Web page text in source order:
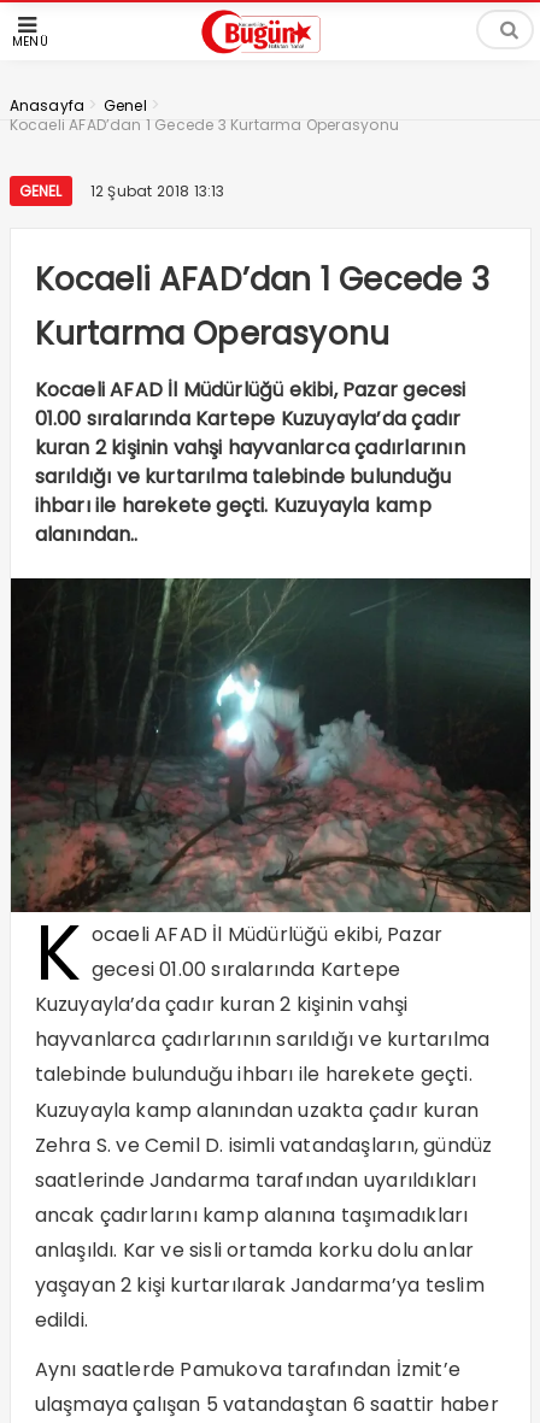
MENÜ
Anasayfa > Genel >
Kocaeli AFAD’dan 1 Gecede 3 Kurtarma Operasyonu
GENEL 12 Şubat 2018 13:13
Kocaeli AFAD’dan 1 Gecede 3
Kurtarma Operasyonu
Kocaeli AFAD İl Müdürlüğü ekibi, Pazar gecesi
01.00 sıralarında Kartepe Kuzuyayla’da çadır
kuran 2 kişinin vahşi hayvanlarca çadırlarının
sarıldığı ve kurtarılma talebinde bulunduğu
ihbarı ile harekete geçti. Kuzuyayla kamp
alanından..
K ocaeli AFAD İl Müdürlüğü ekibi, Pazar
gecesi 01.00 sıralarında Kartepe
Kuzuyayla’da çadır kuran 2 kişinin vahşi
hayvanlarca çadırlarının sarıldığı ve kurtarılma
talebinde bulunduğu ihbarı ile harekete geçti.
Kuzuyayla kamp alanından uzakta çadır kuran
Zehra S. ve Cemil D. isimli vatandaşların, gündüz
saatlerinde Jandarma tarafından uyarıldıkları
ancak çadırlarını kamp alanına taşımadıkları
anlaşıldı. Kar ve sisli ortamda korku dolu anlar
yaşayan 2 kişi kurtarılarak Jandarma’ya teslim
edildi.
Aynı saatlerde Pamukova tarafından İzmit’e
ulaşmaya çalışan 5 vatandaştan 6 saattir haber